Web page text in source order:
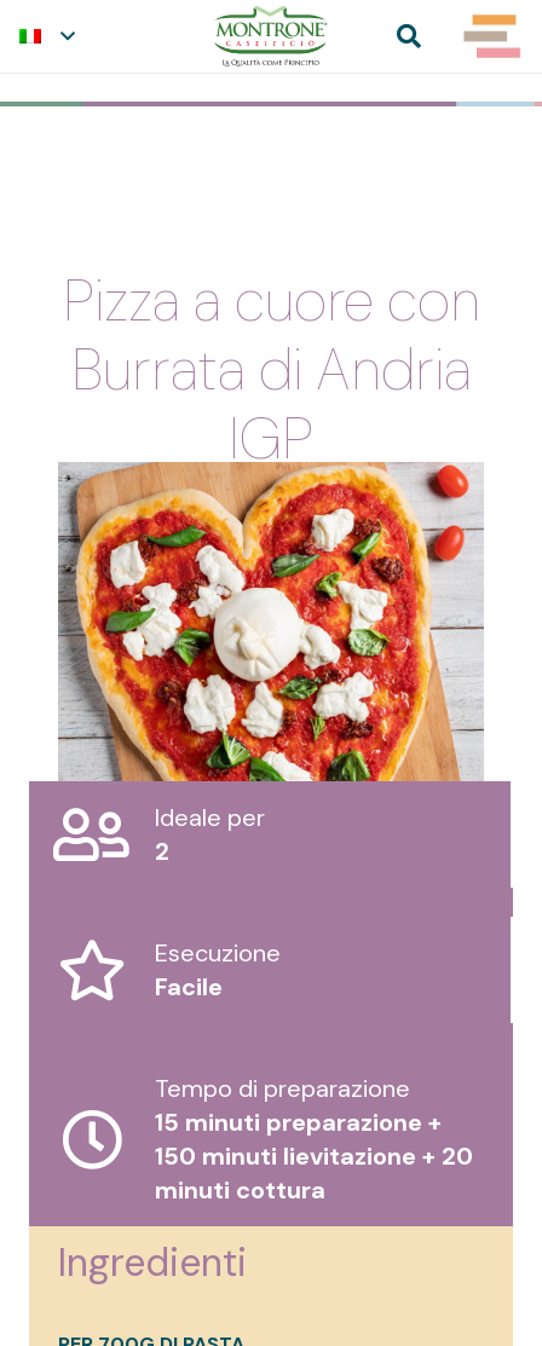
Pizza a cuore con
Burrata di Andria
IGP
Ideale per
2
Esecuzione
Facile
Tempo di preparazione
15 minuti preparazione +
150 minuti lievitazione + 20
minuti cottura
Ingredienti